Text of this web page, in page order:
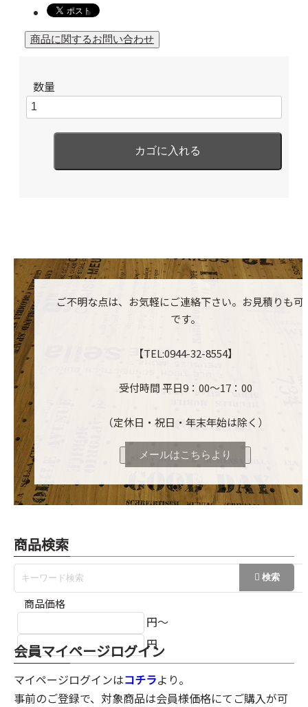
数量
ご不明な点は、お気軽にご連絡下さい。お見積りも可
です。
【TEL:0944-32-8554】
受付時間 平日9：00～17：00
（定休日・祝日・年末年始は除く）
メールはこちらより
商品検索
商品価格
円～
円
会員マイページログイン
マイページログインはコチラより。
事前のご登録で、対象商品は会員様価格にてご購入が可